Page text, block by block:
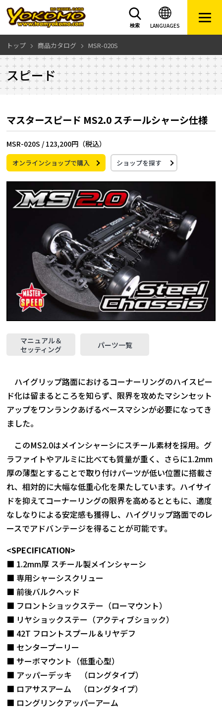
LANGUAGES
検索
トップ 商品カタログ MSR-020S
スピード
マスタースピード MS2.0 スチールシャーシ仕様
MSR-020S / 123,200円（税込）
オンラインショップで購入 ショップを探す
マニュアル＆
セッティング
パーツ一覧
ハイグリップ路面におけるコーナーリングのハイスピー
ド化は留まるところを知らず、限界を攻めたマシンセット
アップをワンランクあげるベースマシンが必要になってき
ました。
このMS2.0はメインシャーシにスチール素材を採用。グ
ラファイトやアルミに比べても質量が重く、さらに1.2mm
厚の薄型とすることで取り付けパーツが低い位置に搭載さ
れ、相対的に大幅な低重心化を果たしています。ハイサイ
ドを抑えてコーナーリングの限界を高めるとともに、適度
なしなりによる安定感も獲得し、ハイグリップ路面でのレ
ースでアドバンテージを得ることが可能です。
<SPECIFICATION>
■ 1.2mm厚 スチール製メインシャーシ
■ 専用シャーシスクリュー
■ 前後バルクヘッド
■ フロントショックステー（ローマウント）
■ リヤショックステー（アクティブショック）
■ 42T フロントスプール＆リヤデフ
■ センタープーリー
■ サーボマウント（低重心型）
■ アッパーデッキ （ロングタイプ）
■ ロアサスアーム （ロングタイプ）
■ ロングリンクアッパーアーム